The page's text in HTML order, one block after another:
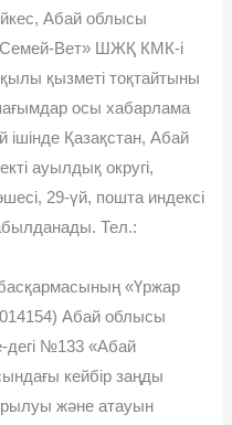
Абай облысы
Вет» ШЖҚ КМК-і
қызметі тоқтайтыны
осы хабарлама
ішінде Қазақстан, Абай
ауылдық округі,
29-үй, пошта индексі
Тел.:
«Үржар
Абай облысы
дегі №133 «Абай
кейбір заңды
және атауын